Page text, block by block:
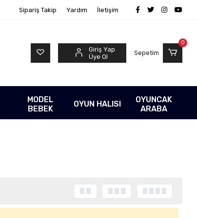
Sipariş Takip Yardım İletişim
Giriş Yap
Üye Ol
Sepetim
0
MODEL
BEBEK
OYUN HALISI
OYUNCAK
ARABA